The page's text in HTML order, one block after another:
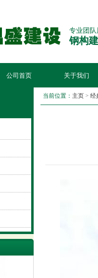
专业团队
钢构
公司首页 关于我们
当前位置： 主页 > 经